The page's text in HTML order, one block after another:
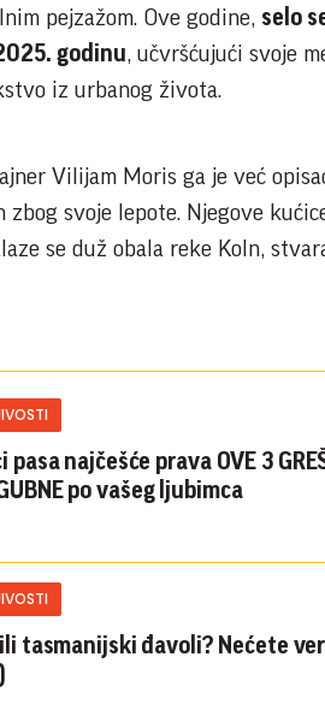
pejzažom. Ove godine, selo
godinu, učvršćujući svoje
iz urbanog života.
Vilijam Moris ga je već
zbog svoje lepote. Njegove
se duž obala reke Koln,
pasa najčešće prava OVE 3
po vašeg ljubimca
tasmanijski đavoli? Nećete